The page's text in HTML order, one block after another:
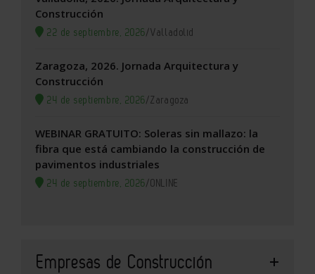
Construcción
22 de septiembre, 2026/Valladolid
Zaragoza, 2026. Jornada Arquitectura y
Construcción
24 de septiembre, 2026/Zaragoza
WEBINAR GRATUITO: Soleras sin mallazo: la
fibra que está cambiando la construcción de
pavimentos industriales
24 de septiembre, 2026/ONLINE
Empresas de Construcción